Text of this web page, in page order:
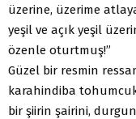
üzerine, üzerime
yeşil ve açık yeşil
özenle oturtmuş!”
Güzel bir resmin
karahindiba
bir şiirin şairini,